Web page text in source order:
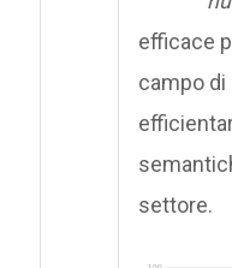
efficace
campo di
settore.